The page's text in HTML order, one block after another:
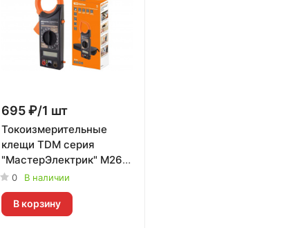
695 ₽/1 шт
Токоизмерительные
клещи TDM серия
"МастерЭлектрик" М266
TDM -
профессиональный
измерительный
инструмент
0 В наличии
В корзину